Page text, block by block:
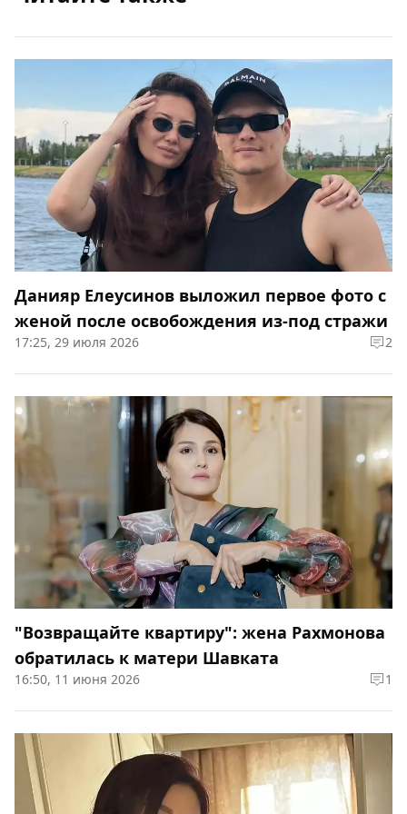
Данияр Елеусинов выложил первое фото с
женой после освобождения из-под стражи
17:25, 29 июля 2026 2
"Возвращайте квартиру": жена Рахмонова
обратилась к матери Шавката
16:50, 11 июня 2026 1